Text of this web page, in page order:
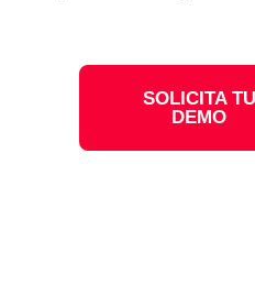
SOLICITA TU
DEMO